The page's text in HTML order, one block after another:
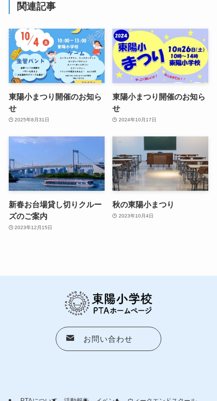
関連記事
東陽小まつり開催のお知ら
せ
2025年8月31日
東陽小まつり開催のお知ら
せ
2024年10月17日
新春お台場貸し切りクルー
ズのご案内
2023年12月15日
秋の東陽小まつり
2023年10月4日
お問い合わせ